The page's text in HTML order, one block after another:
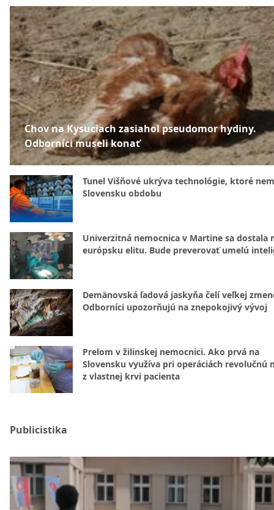
Chov na Kysuciach zasiahol pseudomor hydiny.
Odborníci museli konať
Tunel Višňové ukrýva technológie, ktoré
Slovensku obdobu
Univerzitná nemocnica v Martine sa dostala
európsku elitu. Bude preverovať umelú
Demänovská ľadová jaskyňa čelí veľkej
Odborníci upozorňujú na znepokojivý vývoj
Prelom v žilinskej nemocnici. Ako prvá na
Slovensku využíva pri operáciách revolučnú
z vlastnej krvi pacienta
Publicistika